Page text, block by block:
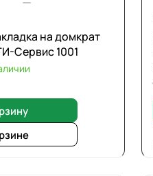
на домкрат
Сервис 1001